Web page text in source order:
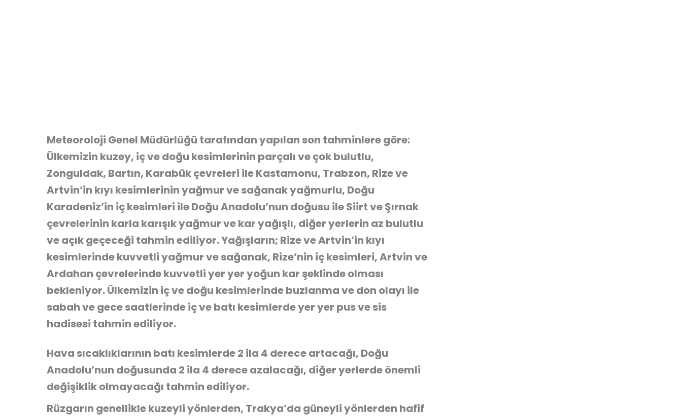
Meteoroloji Genel Müdürlüğü tarafından yapılan son tahminlere göre:
Ülkemizin kuzey, iç ve doğu kesimlerinin parçalı ve çok bulutlu,
Zonguldak, Bartın, Karabük çevreleri ile Kastamonu, Trabzon, Rize ve
Artvin’in kıyı kesimlerinin yağmur ve sağanak yağmurlu, Doğu
Karadeniz’in iç kesimleri ile Doğu Anadolu’nun doğusu ile Siirt ve Şırnak
çevrelerinin karla karışık yağmur ve kar yağışlı, diğer yerlerin az bulutlu
ve açık geçeceği tahmin ediliyor. Yağışların; Rize ve Artvin’in kıyı
kesimlerinde kuvvetli yağmur ve sağanak, Rize’nin iç kesimleri, Artvin ve
Ardahan çevrelerinde kuvvetli yer yer yoğun kar şeklinde olması
bekleniyor. Ülkemizin iç ve doğu kesimlerinde buzlanma ve don olayı ile
sabah ve gece saatlerinde iç ve batı kesimlerde yer yer pus ve sis
hadisesi tahmin ediliyor.
Hava sıcaklıklarının batı kesimlerde 2 ila 4 derece artacağı, Doğu
Anadolu’nun doğusunda 2 ila 4 derece azalacağı, diğer yerlerde önemli
değişiklik olmayacağı tahmin ediliyor.
Rüzgarın genellikle kuzeyli yönlerden, Trakya’da güneyli yönlerden hafif